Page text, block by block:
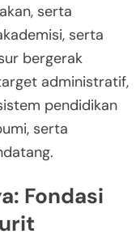
serta
serta
bergerak
administratif,
pendidikan
serta
Fondasi